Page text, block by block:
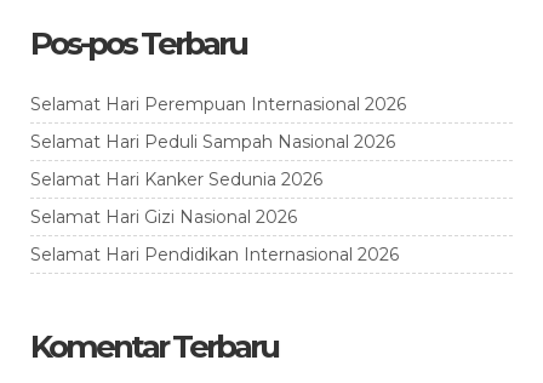
Pos-pos Terbaru
Selamat Hari Perempuan Internasional 2026
Selamat Hari Peduli Sampah Nasional 2026
Selamat Hari Kanker Sedunia 2026
Selamat Hari Gizi Nasional 2026
Selamat Hari Pendidikan Internasional 2026
Komentar Terbaru